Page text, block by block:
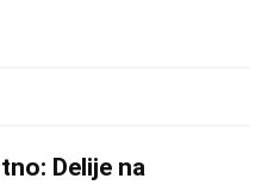
Delije na